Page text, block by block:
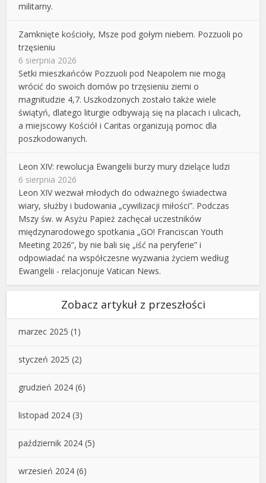
militarny.
Zamknięte kościoły, Msze pod gołym niebem. Pozzuoli po
trzęsieniu
6 sierpnia 2026
Setki mieszkańców Pozzuoli pod Neapolem nie mogą
wrócić do swoich domów po trzęsieniu ziemi o
magnitudzie 4,7. Uszkodzonych zostało także wiele
świątyń, dlatego liturgie odbywają się na placach i ulicach,
a miejscowy Kościół i Caritas organizują pomoc dla
poszkodowanych.
Leon XIV: rewolucja Ewangelii burzy mury dzielące ludzi
6 sierpnia 2026
Leon XIV wezwał młodych do odważnego świadectwa
wiary, służby i budowania „cywilizacji miłości”. Podczas
Mszy św. w Asyżu Papież zachęcał uczestników
międzynarodowego spotkania „GO! Franciscan Youth
Meeting 2026”, by nie bali się „iść na peryferie” i
odpowiadać na współczesne wyzwania życiem według
Ewangelii - relacjonuje Vatican News.
Zobacz artykuł z przeszłości
marzec 2025 (1)
styczeń 2025 (2)
grudzień 2024 (6)
listopad 2024 (3)
październik 2024 (5)
wrzesień 2024 (6)